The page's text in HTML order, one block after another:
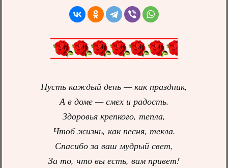
Пусть каждый день — как праздник,
А в доме — смех и радость.
Здоровья крепкого, тепла,
Чтоб жизнь, как песня, текла.
Спасибо за ваш мудрый свет,
За то, что вы есть, вам привет!